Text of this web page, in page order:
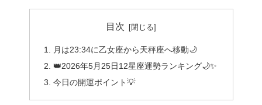
目次
月は23:34に乙女座から天秤座へ移動🌙
👑2026年5月25日12星座運勢ランキング🌙✨
今日の開運ポイント💡